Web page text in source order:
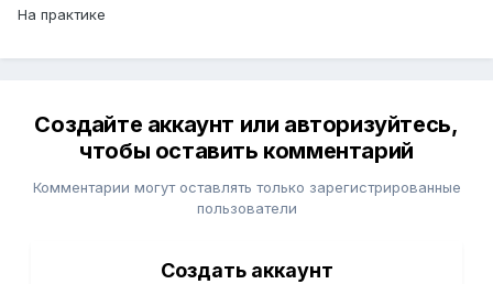
дополнительно уточнил именно по вашей категории
органе, поскольку на практике из-за способа подачи
сохраняться.
То есть мой вывод такой:газета — нет, а по сбору
лучше проверить актуальные требования именно для
вашего случая
, чтобы потом не получить отказ из-за
На практике
Создайте аккаунт или авторизуйтесь,
чтобы оставить комментарий
Комментарии могут оставлять только зарегистрированные
пользователи
Создать аккаунт